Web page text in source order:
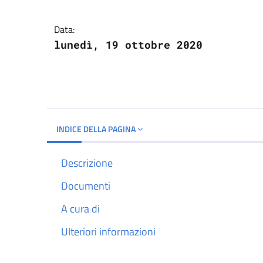
Data:
lunedì, 19 ottobre 2020
INDICE DELLA PAGINA
Descrizione
Documenti
A cura di
Ulteriori informazioni